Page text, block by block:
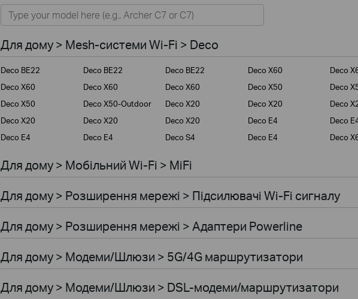
Для дому
Розумний будинок
Для бiзнесу
Для інтернет-провайдерів
Для дому > Mesh-системи Wi-Fi > Deco
Deco BE22 Deco BE22 Deco BE22 Deco X60
Deco
Deco X60
Deco X60 Deco X60 Deco X50
Deco
Deco X50
Deco X50-Outdoor Deco X20 Deco X20
Deco
Deco X20
Deco X20 Deco X20 Deco E4
Deco
Deco E4
Deco E4 Deco S4 Deco E4 Deco
Для дому > Мобiльний Wi-Fi > MiFi
Для дому > Розширення мережi > Підсилювачi Wi-Fi сигналу
Для дому > Розширення мережi > Адаптери Powerline
Для дому > Модеми/Шлюзи > 5G/4G маршрутизатори
Для дому > Модеми/Шлюзи > DSL-модеми/маршрутизатори